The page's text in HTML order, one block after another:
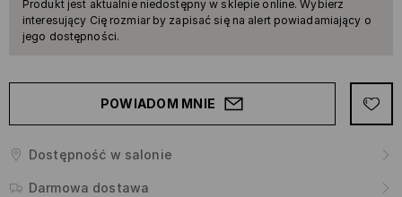
Produkt jest aktualnie niedostępny w sklepie online. Wybierz
interesujący Cię rozmiar by zapisać się na alert powiadamiający o
jego dostępności.
POWIADOM MNIE
Dostępność w salonie
Darmowa dostawa